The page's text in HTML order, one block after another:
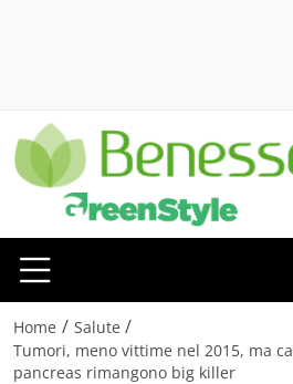
Home / Salute /
Tumori, meno vittime nel 2015, ma
pancreas rimangono big killer